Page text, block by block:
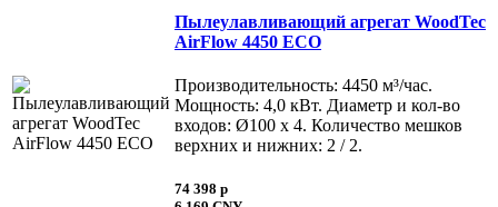
Пылеулавливающий агрегат WoodTec
AirFlow 4450 ECO
Производительность: 4450 м³/час.
Мощность: 4,0 кВт. Диаметр и кол-во
входов: Ø100 х 4. Количество мешков
верхних и нижних: 2 / 2.
74 398 p